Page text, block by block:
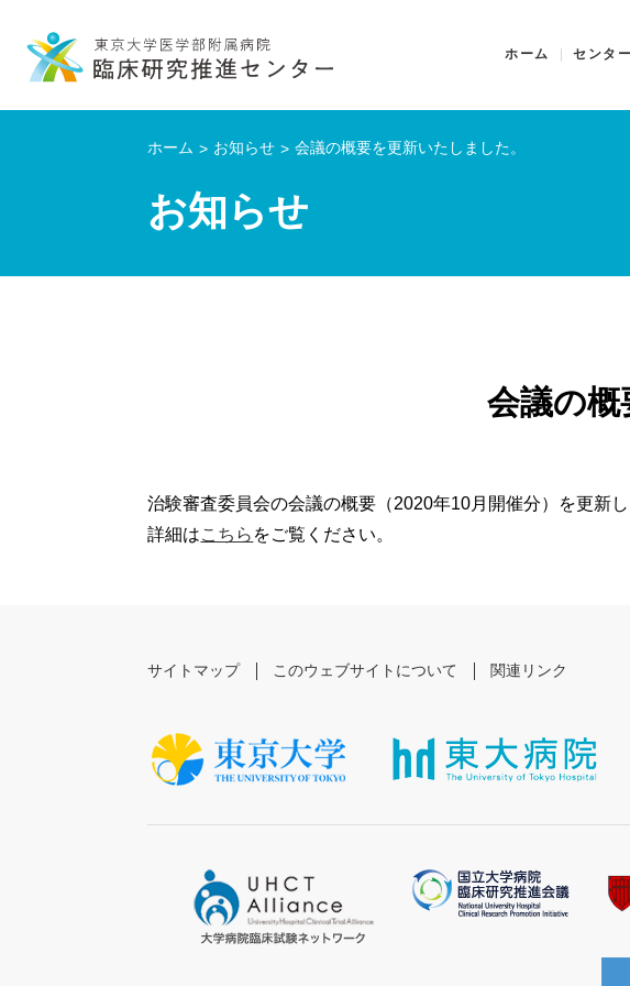
ホーム センタ
ホーム お知らせ 会議の概要を更新いたしました。
お知らせ
会議の概
治験審査委員会の会議の概要（2020年10月開催分）を更新し
詳細はこちら をご覧ください。
サイトマップ このウェブサイトについて 関連リンク